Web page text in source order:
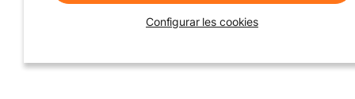
Configurar les cookies